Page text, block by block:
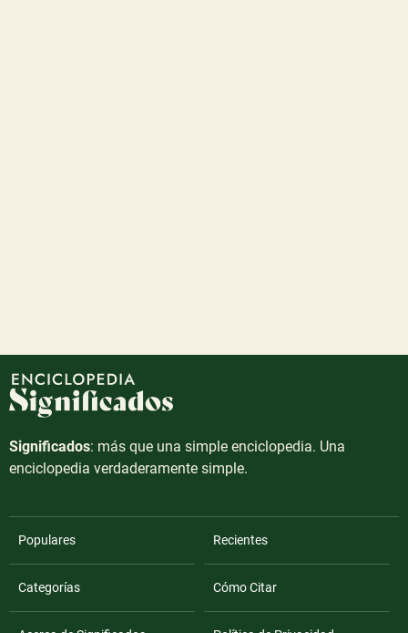
Significados: más que una simple enciclopedia. Una
enciclopedia verdaderamente simple.
Populares Recientes
Categorías Cómo Citar